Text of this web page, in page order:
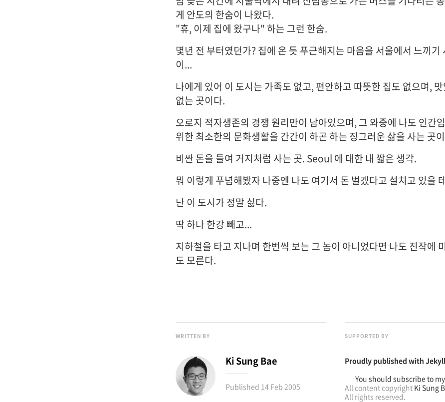
게 안도의 한숨이 나왔다.
"휴, 이제 집에 왔구나" 하는 그런 한숨.
몇년 전 부터였던가? 집에 온 듯 푸근해지는 마음을 서울에서 느끼기
이...
나에게 있어 이 도시는 가족도 없고, 편안하고 따뜻한 집도 없으며,
없는 곳이다.
오로지 적자생존의 경쟁 원리만이 남아있으며, 그 와중에 나도 인간
위한 최소한의 문화생활을 간간이 하곤 하는 징그러운 삶을 사는 곳
비싼 돈을 들여 거지처럼 사는 곳. Seoul 에 대한 내 짧은 생각.
뭐 이렇게 푸념해봤자 나중엔 나도 여기서 돈 벌겠다고 설치고 있을
난 이 도시가 정말 싫다.
딱 하나 한강 빼고...
지하철을 타고 지나며 한번씩 보는 그 놈이 아니었다면 나도 진작에
도 모른다.
WRITTEN BY
Ki Sung Bae
Published 14 Feb 2005
SUPPORTED BY
Proudly published withJekyll
You should subscribe to
All content copyright Ki Sung
All rights reserved.